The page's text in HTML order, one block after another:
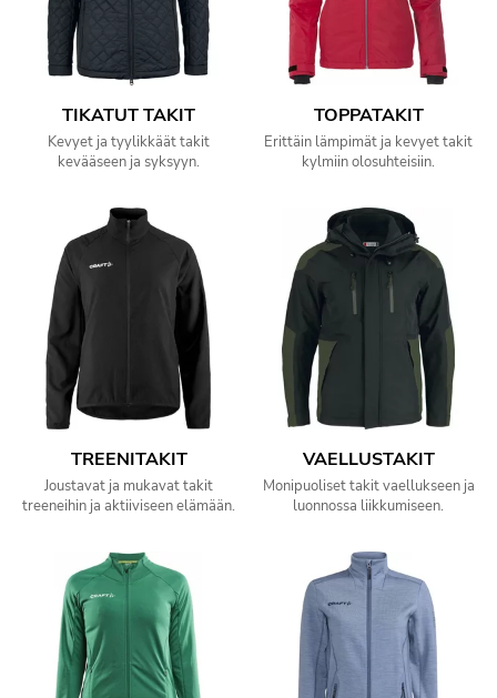
TIKATUT TAKIT
Kevyet ja tyylikkäät takit
kevääseen ja syksyyn.
TOPPATAKIT
Erittäin lämpimät ja kevyet takit
kylmiin olosuhteisiin.
TREENITAKIT
Joustavat ja mukavat takit
treeneihin ja aktiiviseen elämään.
VAELLUSTAKIT
Monipuoliset takit vaellukseen ja
luonnossa liikkumiseen.